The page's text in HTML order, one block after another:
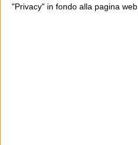
"Privacy" in fondo alla pagina web.